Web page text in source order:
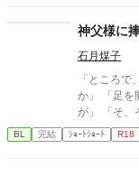
校で繰り広
神父様に
石月煤子
「ところ
か」 「足を
が」 「そ、
自身、そう
父■
BL 完結 ｼｮｰﾄｼｮｰﾄ R18